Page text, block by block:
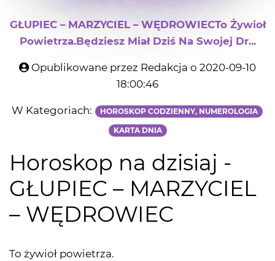
GŁUPIEC – MARZYCIEL – WĘDROWIECTo Żywioł
Powietrza.Będziesz Miał Dziś Na Swojej Dr...
Opublikowane przez Redakcja o 2020-09-10
18:00:46
W Kategoriach: HOROSKOP CODZIENNY, NUMEROLOGIA
KARTA DNIA
Horoskop na dzisiaj -
GŁUPIEC – MARZYCIEL
– WĘDROWIEC
To żywioł powietrza.